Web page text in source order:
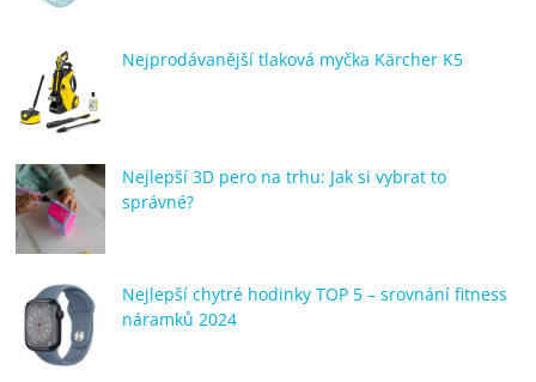
Nejprodávanější tlaková myčka Kärcher K5
Nejlepší 3D pero na trhu: Jak si vybrat to
správné?
Nejlepší chytré hodinky TOP 5 – srovnání fitness
náramků 2024